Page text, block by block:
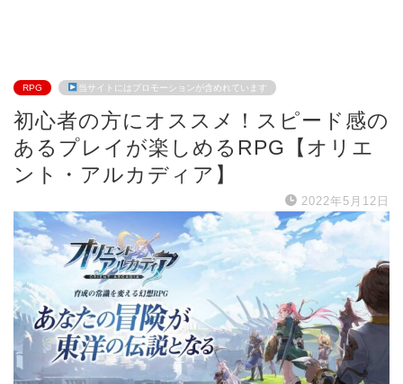
RPG 当サイトにはプロモーションが含めれています
初心者の方にオススメ！スピード感の
あるプレイが楽しめるRPG【オリエ
ント・アルカディア】
2022年5月12日